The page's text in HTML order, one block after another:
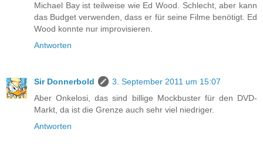
Michael Bay ist teilweise wie Ed Wood. Schlecht, aber kann
das Budget verwenden, dass er für seine Filme benötigt. Ed
Wood konnte nur improvisieren.
Antworten
Sir Donnerbold
3. September 2011 um 15:07
Aber Onkelosi, das sind billige Mockbuster für den DVD-
Markt, da ist die Grenze auch sehr viel niedriger.
Antworten